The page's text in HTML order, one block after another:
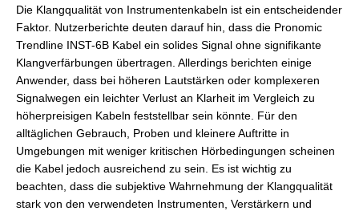
Die Klangqualität von Instrumentenkabeln ist ein entscheidender
Faktor. Nutzerberichte deuten darauf hin, dass die Pronomic
Trendline INST-6B Kabel ein solides Signal ohne signifikante
Klangverfärbungen übertragen. Allerdings berichten einige
Anwender, dass bei höheren Lautstärken oder komplexeren
Signalwegen ein leichter Verlust an Klarheit im Vergleich zu
höherpreisigen Kabeln feststellbar sein könnte. Für den
alltäglichen Gebrauch, Proben und kleinere Auftritte in
Umgebungen mit weniger kritischen Hörbedingungen scheinen
die Kabel jedoch ausreichend zu sein. Es ist wichtig zu
beachten, dass die subjektive Wahrnehmung der Klangqualität
stark von den verwendeten Instrumenten, Verstärkern und